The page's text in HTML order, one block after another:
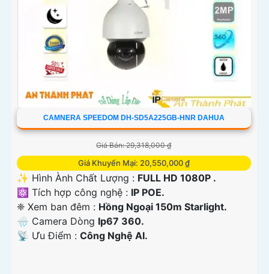
CAMNERA SPEEDOM DH-SD5A225GB-HNR DAHUA
Giá Bán: 29,318,000 ₫
Giá Khuyến Mại: 20,550,000 ₫
✨ Hình Ành Chất Lượng : FULL HD 1080P .
⚛️ Tích hợp công nghệ : IP POE.
❈ Xem ban đêm : Hồng Ngoại 150m Starlight.
🌧️ Camera Dòng Ip67 360.
️📡 Ưu Điểm : Công Nghệ AI.